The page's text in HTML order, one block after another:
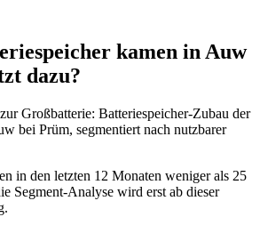
kamen in Auw
dazu?
Großbatterie: Batteriespeicher-Zubau der
bei Prüm, segmentiert nach nutzbarer
in den letzten 12 Monaten weniger als 25
Segment-Analyse wird erst ab dieser